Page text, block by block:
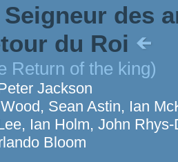
Seigneur des
du Roi
Return of the king)
Jackson
Sean Astin, Ian
Ian Holm, John
Bloom